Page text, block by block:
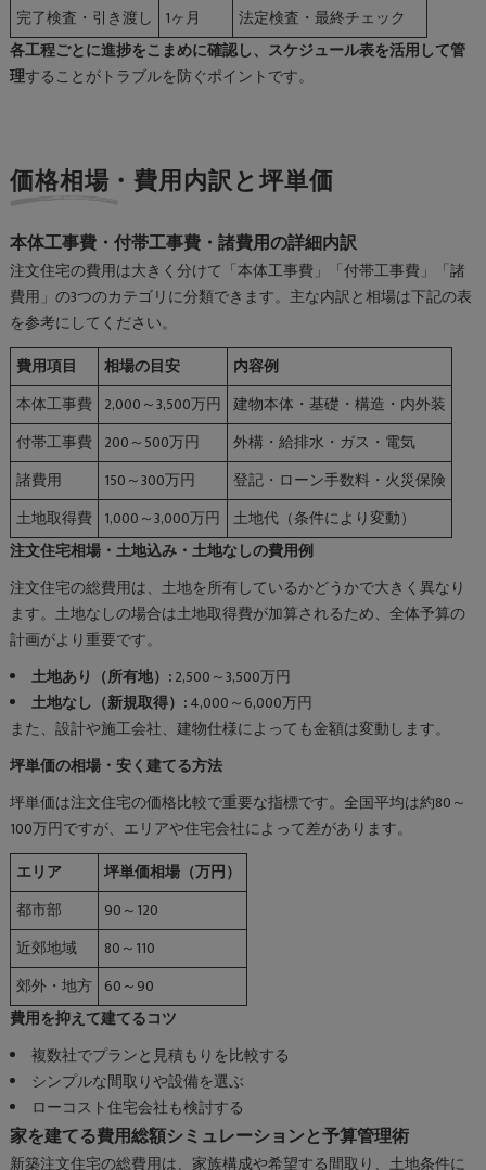
完了検査・引き渡し
1ヶ月
法定検査・最終チェック
各工程ごとに進捗をこまめに確認し、スケジュール表を活用して管
理することがトラブルを防ぐポイントです。
価格相場・費用内訳と坪単価
本体工事費・付帯工事費・諸費用の詳細内訳
注文住宅の費用は大きく分けて「本体工事費」「付帯工事費」「諸
費用」の3つのカテゴリに分類できます。主な内訳と相場は下記の表
を参考にしてください。
費用項目
相場の目安
内容例
本体工事費 2,000～3,500万円 建物本体・基礎・構造・内外装
付帯工事費 200～500万円
外構・給排水・ガス・電気
諸費用
150～300万円
登記・ローン手数料・火災保険
土地取得費 1,000～3,000万円 土地代（条件により変動）
注文住宅相場・土地込み・土地なしの費用例
注文住宅の総費用は、土地を所有しているかどうかで大きく異なり
ます。土地なしの場合は土地取得費が加算されるため、全体予算の
計画がより重要です。
土地あり（所有地）:2,500～3,500万円
土地なし（新規取得）:4,000～6,000万円
また、設計や施工会社、建物仕様によっても金額は変動します。
坪単価の相場・安く建てる方法
坪単価は注文住宅の価格比較で重要な指標です。全国平均は約80～
100万円ですが、エリアや住宅会社によって差があります。
エリア
坪単価相場（万円）
都市部
90～120
近郊地域
80～110
郊外・地方 60～90
費用を抑えて建てるコツ
複数社でプランと見積もりを比較する
シンプルな間取りや設備を選ぶ
ローコスト住宅会社も検討する
家を建てる費用総額シミュレーションと予算管理術
新築注文住宅の総費用は、家族構成や希望する間取り、土地条件に